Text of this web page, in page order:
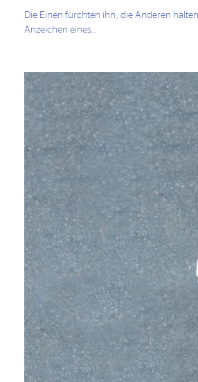
Die Einen fürchten ihn, die Anderen
Anzeichen eines…